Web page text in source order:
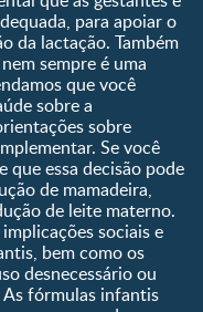
para apoiar o
da lactação. Também
sempre é uma
que você
sobre a
sobre
Se você
que essa decisão pode
de mamadeira,
de leite materno.
sociais e
bem como os
desnecessário ou
fórmulas infantis